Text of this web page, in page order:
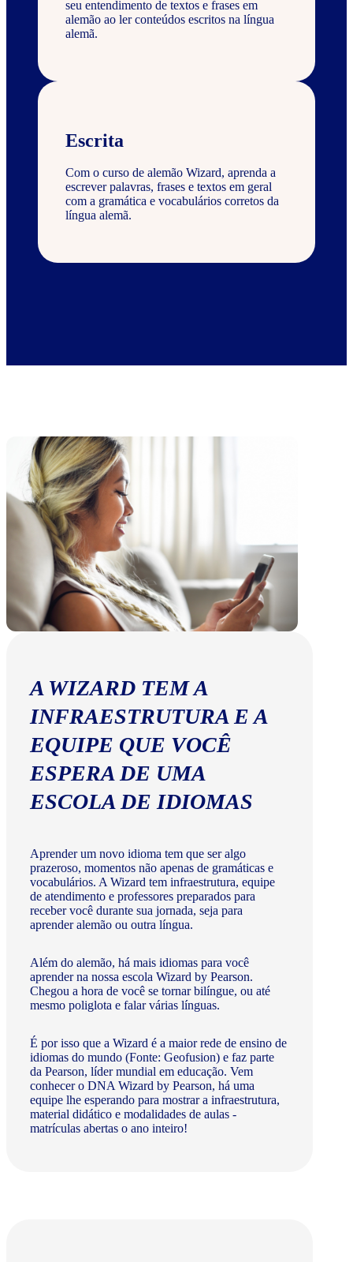
seu entendimento de textos e frases em
alemão ao ler conteúdos escritos na língua
alemã.
Escrita
Com o curso de alemão Wizard, aprenda a
escrever palavras, frases e textos em geral
com a gramática e vocabulários corretos da
língua alemã.
A WIZARD TEM A
INFRAESTRUTURA E A
EQUIPE QUE VOCÊ
ESPERA DE UMA
ESCOLA DE IDIOMAS
Aprender um novo idioma tem que ser algo
prazeroso, momentos não apenas de gramáticas e
vocabulários. A Wizard tem infraestrutura, equipe
de atendimento e professores preparados para
receber você durante sua jornada, seja para
aprender alemão ou outra língua.
Além do alemão, há mais idiomas para você
aprender na nossa escola Wizard by Pearson.
Chegou a hora de você se tornar bilíngue, ou até
mesmo poliglota e falar várias línguas.
É por isso que a Wizard é a maior rede de ensino de
idiomas do mundo (Fonte: Geofusion) e faz parte
da Pearson, líder mundial em educação. Vem
conhecer o DNA Wizard by Pearson, há uma
equipe lhe esperando para mostrar a infraestrutura,
material didático e modalidades de aulas -
matrículas abertas o ano inteiro!